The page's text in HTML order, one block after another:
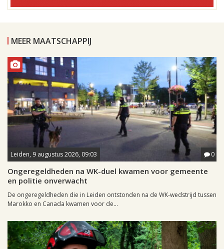
MEER MAATSCHAPPIJ
Leiden, 9 augustus 2026, 09:03 0
Ongeregeldheden na WK-duel kwamen voor gemeente
en politie onverwacht
De ongeregeldheden die in Leiden ontstonden na de WK-wedstrijd tussen
Marokko en Canada kwamen voor de...